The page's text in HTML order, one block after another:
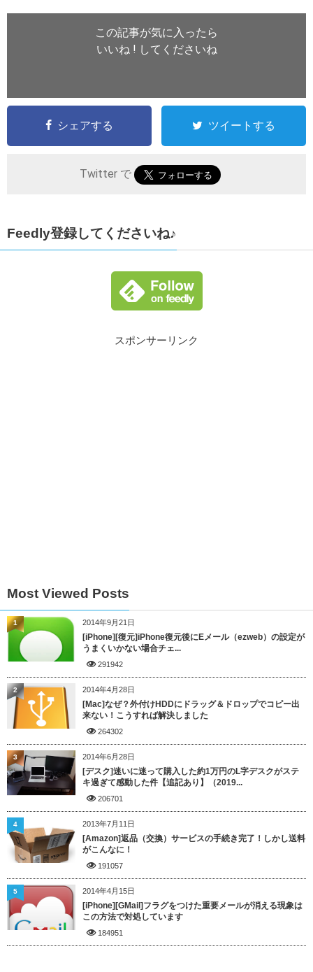
この記事が気に入ったら
いいね ! してくださいね
シェアする ツイートする
Twitter で
Feedly登録してくださいね♪
スポンサーリンク
Most Viewed Posts
2014年9月21日
[iPhone][復元]iPhone復元後にEメール（ezweb）の設定が
うまくいかない場合チェ...
291942
1
2014年4月28日
[Mac]なぜ？外付けHDDにドラッグ＆ドロップでコピー出
来ない！こうすれば解決しました
264302
2
2014年6月28日
[デスク]迷いに迷って購入した約1万円のL字デスクがステ
キ過ぎて感動した件【追記あり】（2019...
206701
3
2013年7月11日
[Amazon]返品（交換）サービスの手続き完了！しかし送料
がこんなに！
191057
4
2014年4月15日
[iPhone][GMail]フラグをつけた重要メールが消える現象は
この方法で対処しています
184951
5